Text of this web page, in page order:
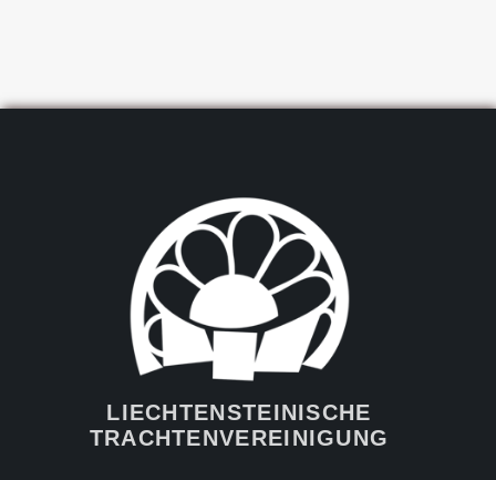
LIECHTENSTEINISCHE
TRACHTENVEREINIGUNG